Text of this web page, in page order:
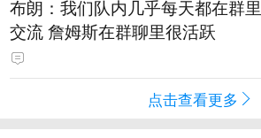
布朗：我们队内几乎每天都在群里
交流 詹姆斯在群聊里很活跃
点击查看更多